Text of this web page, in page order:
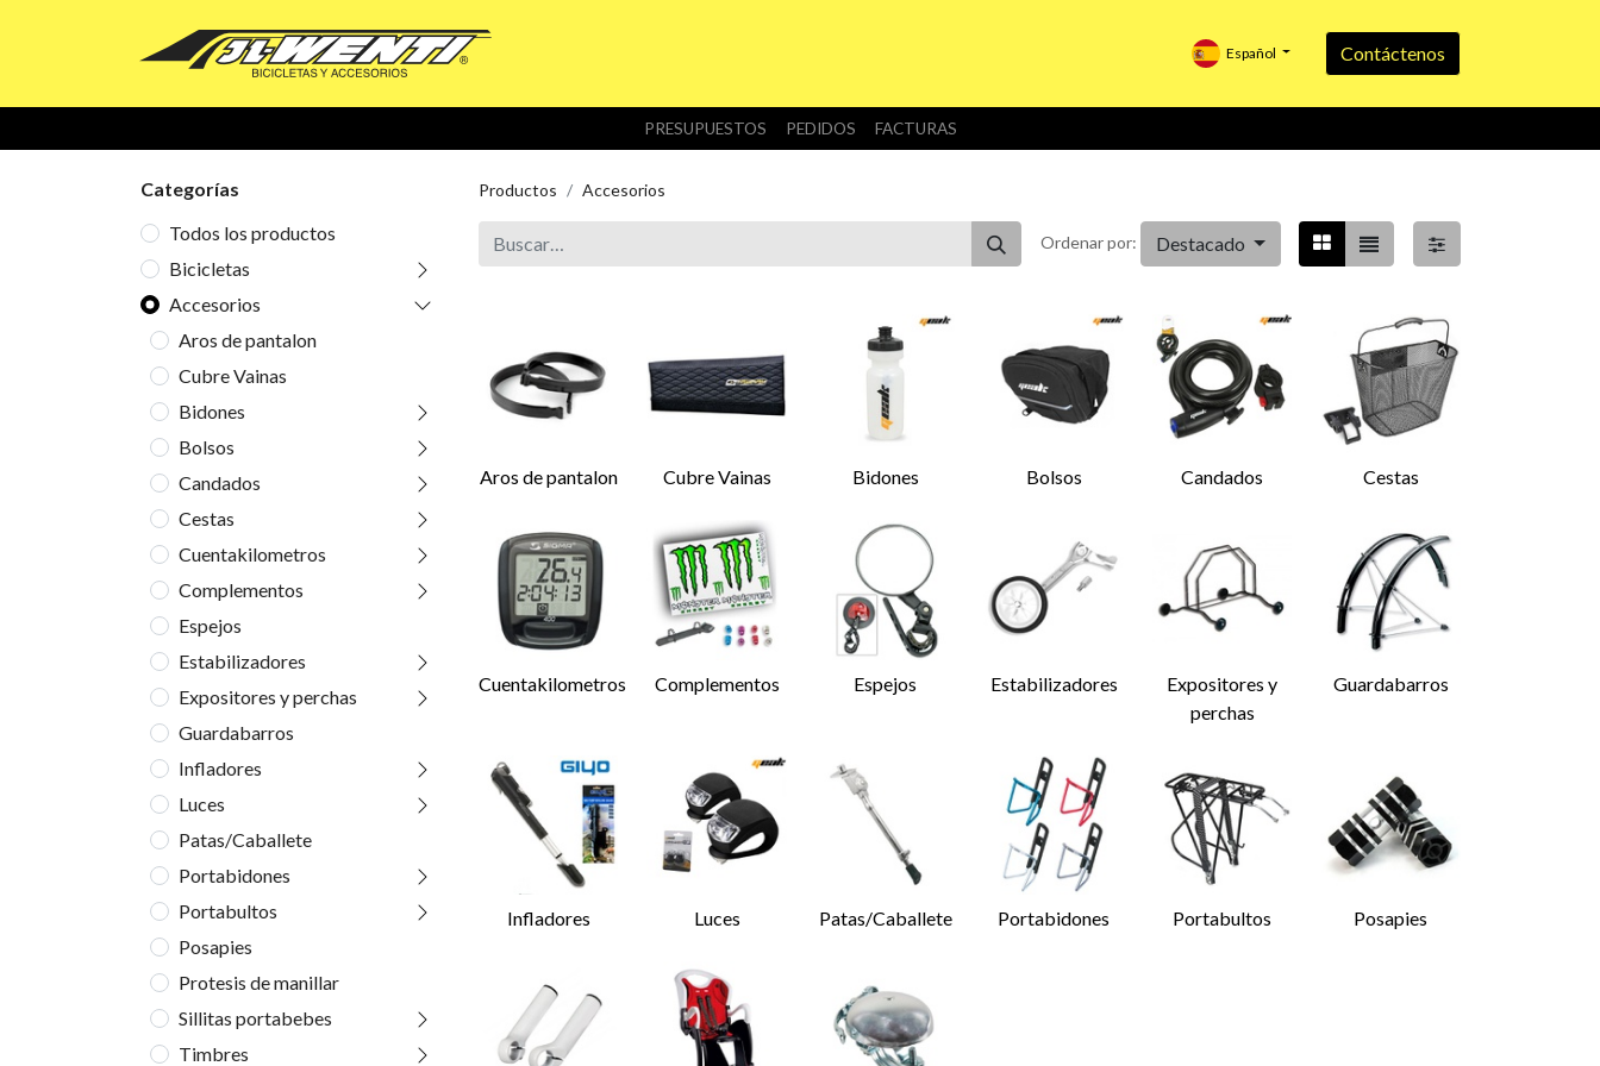
Español Contáctenos
PRESUPUESTOS PEDIDOS FACTURAS
Categorías
Todos los productos
Bicicletas
Accesorios
Aros de pantalon
Cubre Vainas
Bidones
Bolsos
Candados
Cestas
Cuentakilometros
Complementos
Espejos
Estabilizadores
Expositores y perchas
Guardabarros
Infladores
Luces
Patas/Caballete
Portabidones
Portabultos
Posapies
Protesis de manillar
Sillitas portabebes
Timbres
Productos Accesorios
Ordenar por: Destacado
Aros de pantalon Cubre Vainas Bidones Bolsos Candados Cestas
Cuentakilometros Complementos Espejos Estabilizadores
Expositores y
perchas
Guardabarros
Infladores Luces Patas/Caballete Portabidones Portabultos Posapies